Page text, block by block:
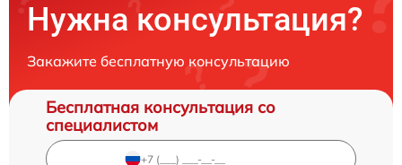
Нужна консультация?
Закажите бесплатную консультацию
Бесплатная консультация со
специалистом